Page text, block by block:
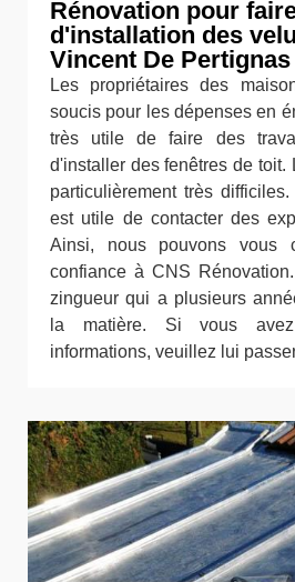
Rénovation pour
d'installation des
Vincent De Pertignas
Les propriétaires des
soucis pour les dépenses en
très utile de faire des
d'installer des fenêtres de toit.
particulièrement très
est utile de contacter des
Ainsi, nous pouvons vous
confiance à CNS
zingueur qui a plusieurs
la matière. Si vous
informations, veuillez lui